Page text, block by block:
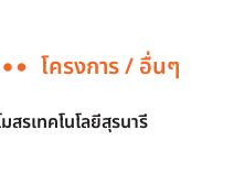
โครงการ / อื่นๆ
สรเทคโนโลยีสุรนารี